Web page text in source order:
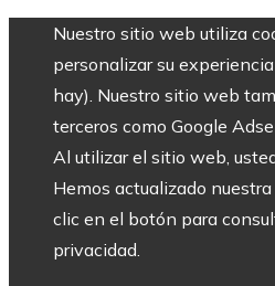
Nuestro sitio web utiliza
personalizar su
hay). Nuestro sitio web
terceros como Google
Al utilizar el sitio web,
Hemos actualizado
clic en el botón para
privacidad.